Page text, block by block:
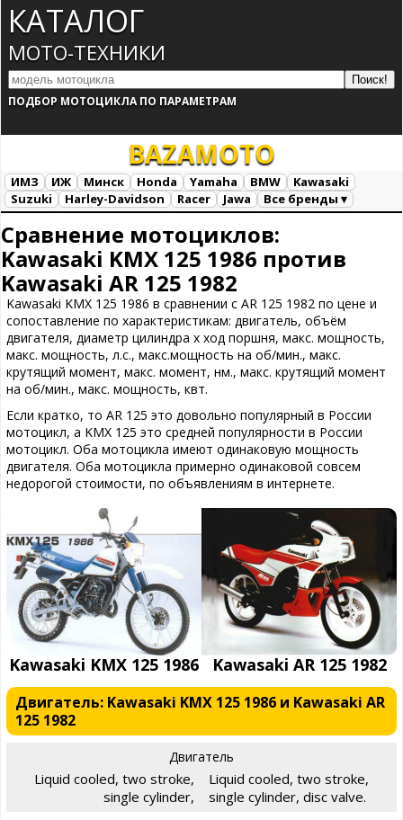
КАТАЛОГ
МОТО-ТЕХНИКИ
ПОДБОР МОТОЦИКЛА ПО ПАРАМЕТРАМ
BAZAMOTO
ИМЗ ИЖ Минск Honda Yamaha BMW
Kawasaki
Suzuki
Harley-Davidson Racer Jawa
Все бренды ▾
Сравнение мотоциклов:
Kawasaki KMX 125 1986 против
Kawasaki AR 125 1982
Kawasaki KMX 125 1986 в сравнении с AR 125 1982 по цене и
сопоставление по характеристикам: двигатель, объём
двигателя, диаметр цилиндра х ход поршня, макс. мощность,
макс. мощность, л.с., макс.мощность на об/мин., макс.
крутящий момент, макс. момент, нм., макс. крутящий момент
на об/мин., макс. мощность, квт.
Если кратко, то AR 125 это довольно популярный в России
мотоцикл, а KMX 125 это средней популярности в России
мотоцикл. Оба мотоцикла имеют одинаковую мощность
двигателя. Оба мотоцикла примерно одинаковой совсем
недорогой стоимости, по объявлениям в интернете.
Kawasaki KMX 125 1986 Kawasaki AR 125 1982
Двигатель: Kawasaki KMX 125 1986 и Kawasaki AR
125 1982
Двигатель
Liquid cooled, two stroke,
single cylinder,
Liquid cooled, two stroke,
single cylinder, disc valve.